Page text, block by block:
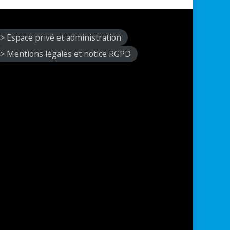
> Espace privé et administration
> Mentions légales et notice RGPD